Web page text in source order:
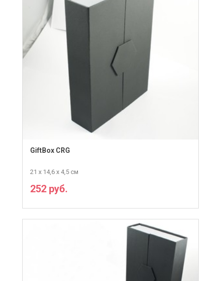
GiftBox CRG
21 х 14,6 х 4,5 см
252 руб.